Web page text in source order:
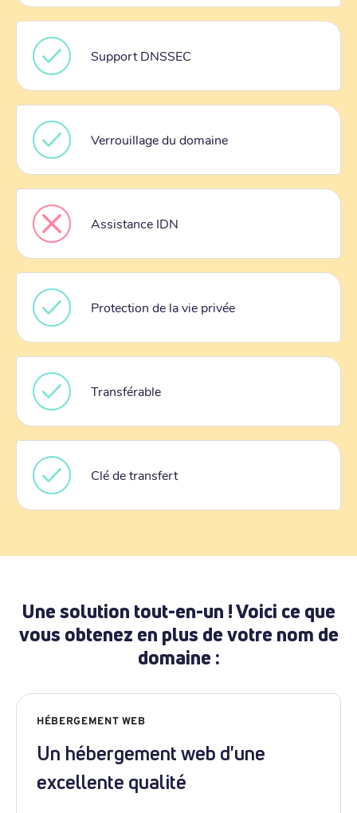
Support DNSSEC
Verrouillage du domaine
Assistance IDN
Protection de la vie privée
Transférable
Clé de transfert
Une solution tout-en-un ! Voici ce que
vous obtenez en plus de votre nom de
domaine :
HÉBERGEMENT WEB
Un hébergement web d'une
excellente qualité